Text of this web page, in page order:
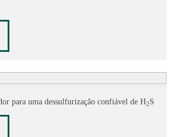
para uma dessulfurização confiável de H2S